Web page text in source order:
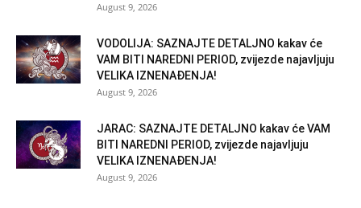
August 9, 2026
VODOLIJA: SAZNAJTE DETALJNO kakav će
VAM BITI NAREDNI PERIOD, zvijezde najavljuju
VELIKA IZNENAĐENJA!
August 9, 2026
JARAC: SAZNAJTE DETALJNO kakav će VAM
BITI NAREDNI PERIOD, zvijezde najavljuju
VELIKA IZNENAĐENJA!
August 9, 2026